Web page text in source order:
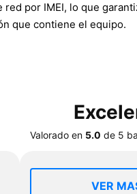
por IMEI, lo que
que contiene el equipo.
Valorado en 5.0 de 5
VER